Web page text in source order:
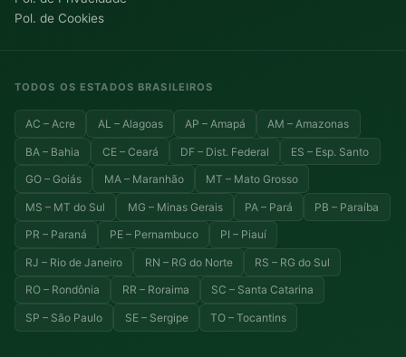
Pol. de Cookies
TODOS OS ESTADOS BRASILEIROS
AC – Acre AL – Alagoas AP – Amapá AM – Amazonas
BA – Bahia CE – Ceará DF – Dist. Federal ES – Esp. Santo
GO – Goiás MA – Maranhão MT – Mato Grosso
MS – MT do Sul MG – Minas Gerais PA – Pará PB – Paraíba
PR – Paraná PE – Pernambuco PI – Piauí
RJ – Rio de Janeiro RN – RG do Norte RS – RG do Sul
RO – Rondônia RR – Roraima SC – Santa Catarina
SP – São Paulo SE – Sergipe TO – Tocantins